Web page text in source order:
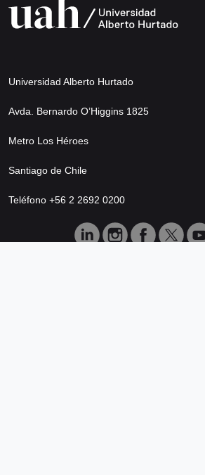
Universidad Alberto Hurtado
Avda. Bernardo O’Higgins 1825
Metro Los Héroes
Santiago de Chile
Teléfono +56 2 2692 0200